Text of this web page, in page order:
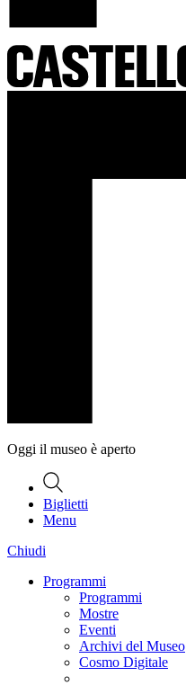
Oggi il museo è aperto
Biglietti
Menu
Chiudi
Programmi
Programmi
Mostre
Eventi
Archivi del Museo
Cosmo Digitale